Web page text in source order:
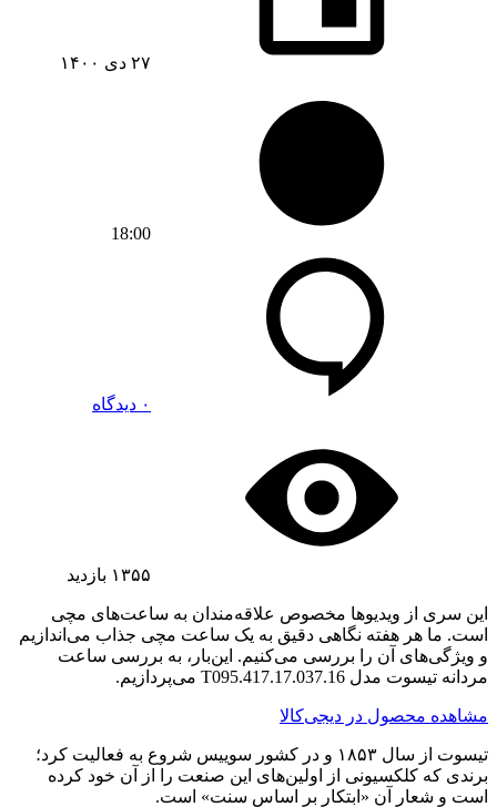
۲۷ دی ۱۴۰۰
18:00
۰ دیدگاه
۱۳۵۵ بازدید
این سری از ویدیوها مخصوص علاقه‌مندان به ساعت‌های مچی
است. ما هر هفته نگاهی دقیق به یک ساعت مچی جذاب می‌اندازیم
و ویژگی‌های آن را بررسی می‌کنیم. این‌بار، به بررسی ساعت
مردانه تیسوت مدل T095.417.17.037.16 می‌پردازیم.
مشاهده محصول در دیجی‌کالا
تیسوت از سال ۱۸۵۳ و در کشور سوییس شروع به فعالیت کرد؛
برندی که کلکسیونی از اولین‌های این صنعت را از آن خود کرده
است و شعار آن «ابتکار بر اساس سنت» است.